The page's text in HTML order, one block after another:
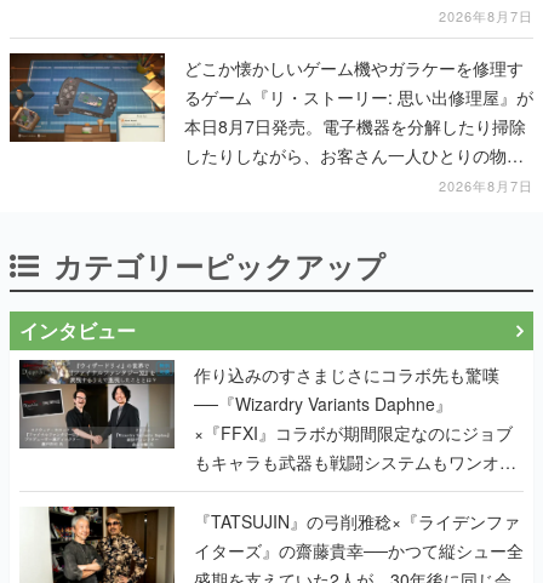
一撃をブチかませるロマンある作品2026年8月7日
どこか懐かしいゲーム機やガラケーを修理す
るゲーム『リ・ストーリー: 思い出修理屋』が
本日8月7日発売。電子機器を分解したり掃除
したりしながら、お客さん一人ひとりの物語
2026年8月7日
カテゴリーピックアップ
インタビュー
作り込みのすさまじさにコラボ先も驚嘆
──『Wizardry Variants Daphne』
×『FFXI』コラボが期間限定なのにジョブ
もキャラも武器も戦闘システムもワンオフ
で作り込まれた理由を両ディレクターに聞
く
『TATSUJIN』の弓削雅稔×『ライデンファ
イターズ』の齋藤貴幸──かつて縦シュー全